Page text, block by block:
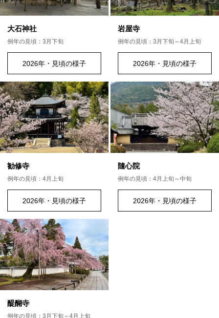
大石神社
例年の見頃：3月下旬
2026年・見頃の様子
岩屋寺
例年の見頃：3月下旬～4月上旬
2026年・見頃の様子
勧修寺
例年の見頃：4月上旬
2026年・見頃の様子
隨心院
例年の見頃：4月上旬～中旬
2026年・見頃の様子
醍醐寺
例年の見頃：3月下旬～4月上旬